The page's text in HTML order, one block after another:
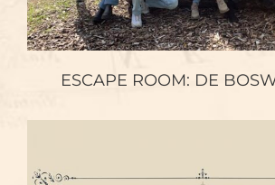
ESCAPE ROOM: DE